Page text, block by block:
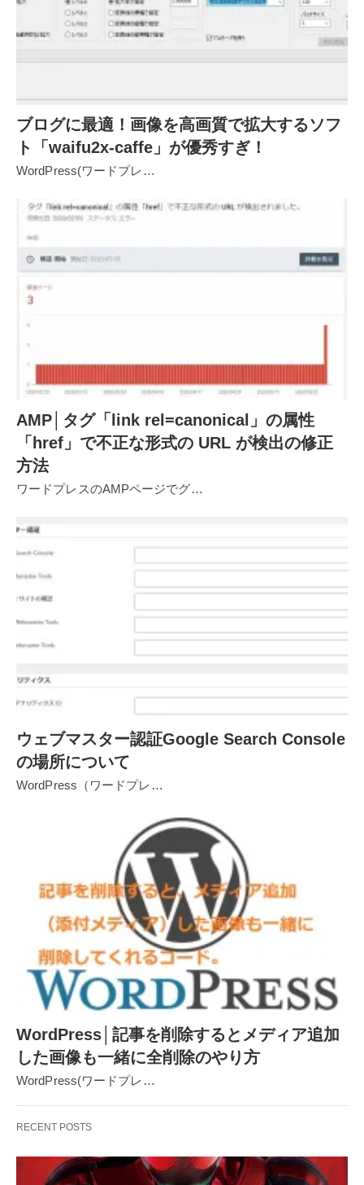
ブログに最適！画像を高画質で拡大するソフ
ト「waifu2x-caffe」が優秀すぎ！
WordPress(ワードプレ…
AMP│タグ「link rel=canonical」の属性
「href」で不正な形式の URL が検出の修正
方法
ワードプレスのAMPページでグ…
ウェブマスター認証Google Search Console
の場所について
WordPress（ワードプレ…
WordPress│記事を削除するとメディア追加
した画像も一緒に全削除のやり方
WordPress(ワードプレ…
RECENT POSTS